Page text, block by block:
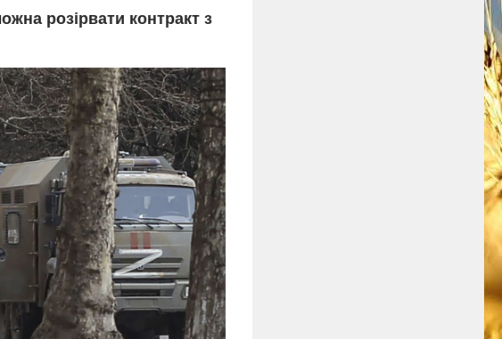
розірвати контракт з